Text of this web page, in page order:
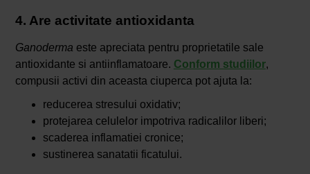
4. Are activitate antioxidanta
Ganoderma este apreciata pentru proprietatile sale
antioxidante si antiinflamatoare. Conform studiilor,
compusii activi din aceasta ciuperca pot ajuta la:
reducerea stresului oxidativ;
protejarea celulelor impotriva radicalilor liberi;
scaderea inflamatiei cronice;
sustinerea sanatatii ficatului.